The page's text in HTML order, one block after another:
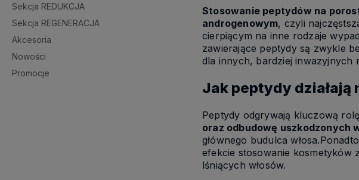
Sekcja REDUKCJA
Sekcja REGENERACJA
Akcesoria
Nowości
Promocje
Stosowanie peptydów na
androgenowym, czyli
cierpiącym na inne rodzaje
zawierające peptydy są zwykle
dla innych, bardziej inwazyjnych
Jak peptydy działają
Peptydy odgrywają kluczową
oraz odbudowę uszkodzonych
głównego budulca
efekcie stosowanie kosmetyków
lśniących włosów.